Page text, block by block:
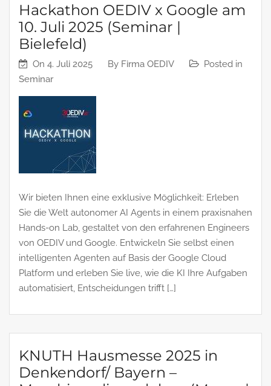
Hackathon OEDIV x Google am
10. Juli 2025 (Seminar |
Bielefeld)
On 4. Juli 2025 By Firma OEDIV
Posted in
Seminar
Wir bieten Ihnen eine exklusive Möglichkeit: Erleben
Sie die Welt autonomer AI Agents in einem praxisnahen
Hands-on Lab, gestaltet von den erfahrenen Engineers
von OEDIV und Google. Entwickeln Sie selbst einen
intelligenten Agenten auf Basis der Google Cloud
Platform und erleben Sie live, wie die KI Ihre Aufgaben
automatisiert, Entscheidungen trifft […]
KNUTH Hausmesse 2025 in
Denkendorf/ Bayern –